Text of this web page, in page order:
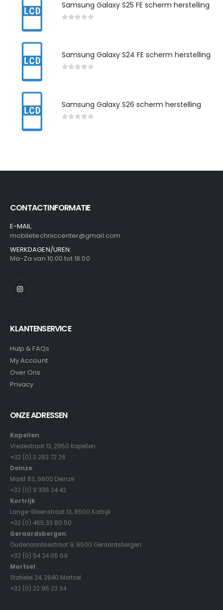
Samsung Galaxy S25 FE scherm herstelling
Samsung Galaxy S24 FE scherm herstelling
Samsung Galaxy S26 scherm herstelling
CONTACTINFORMATIE
E-MAIL:
mobiletechniccenter@gmail.com
WERKDAGEN/UREN:
Ma-Za van 10:00 tot 18:00
KLANTENSERVICE
Hulp & FAQs
My Account
Over Ons
Privacy
ONZE ADRESSEN
Kapellen:
Vredestraat 13, 2950 Kapellen
+32 (0) 3 283 72 26
Deinze:
Markt 83, 9800 Deinze
+32 (0) 9 336 24 42
Kortrijk:
Lange-Steenstraat 13, 8500 Kortrijk
+32 (0) 465 33 80 50
Geraardsbergen:
Oudenaardsestraat 9, 9500 Geraardsbergen
+32 (0) 54 24 05 69
Mortsel:
Statielei 24, 2640 Mortsel
+32 (0) 32 96 23 34